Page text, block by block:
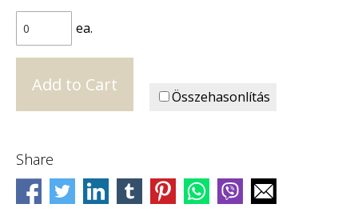
ea.
Összehasonlítás
Share